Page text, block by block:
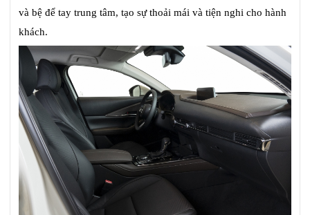
và bệ để tay trung tâm, tạo sự thoải mái và tiện nghi cho hành
khách.